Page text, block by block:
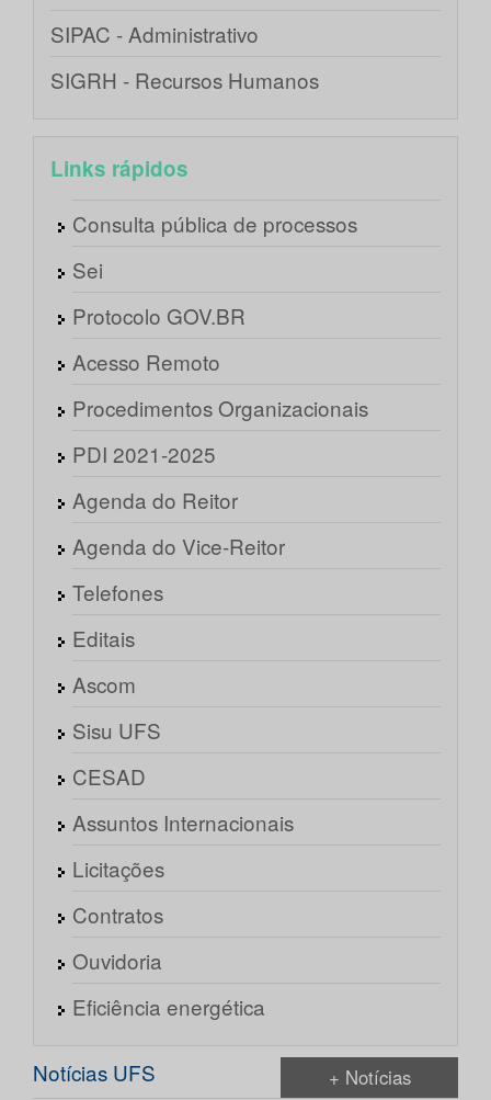
SIPAC - Administrativo
SIGRH - Recursos Humanos
Links rápidos
Consulta pública de processos
Sei
Protocolo GOV.BR
Acesso Remoto
Procedimentos Organizacionais
PDI 2021-2025
Agenda do Reitor
Agenda do Vice-Reitor
Telefones
Editais
Ascom
Sisu UFS
CESAD
Assuntos Internacionais
Licitações
Contratos
Ouvidoria
Eficiência energética
Notícias UFS + Notícias